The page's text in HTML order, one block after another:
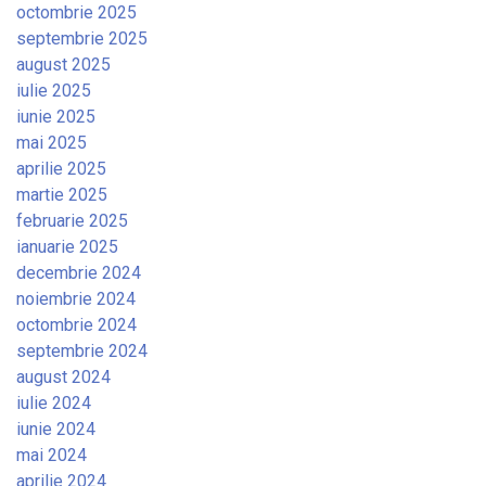
octombrie 2025
septembrie 2025
august 2025
iulie 2025
iunie 2025
mai 2025
aprilie 2025
martie 2025
februarie 2025
ianuarie 2025
decembrie 2024
noiembrie 2024
octombrie 2024
septembrie 2024
august 2024
iulie 2024
iunie 2024
mai 2024
aprilie 2024